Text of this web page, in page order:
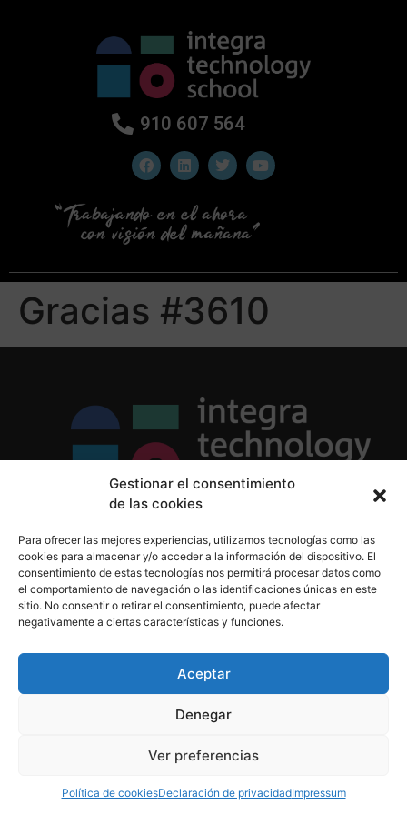
Gestionar el consentimiento
de las cookies
Para ofrecer las mejores experiencias, utilizamos tecnologías como las
cookies para almacenar y/o acceder a la información del dispositivo. El
consentimiento de estas tecnologías nos permitirá procesar datos como
el comportamiento de navegación o las identificaciones únicas en este
sitio. No consentir o retirar el consentimiento, puede afectar
negativamente a ciertas características y funciones.
Aceptar
Denegar
Ver preferencias
Política de cookiesDeclaración de privacidadImpressum
910 607 564
Gracias #3610
Política de Cookies
Aviso Legal
910 607 564
derechos reservados